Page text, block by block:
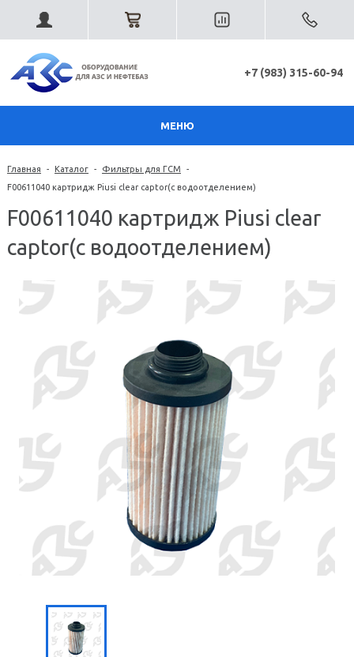
+7 (983) 315-60-94
МЕНЮ
Главная - Каталог - Фильтры для ГСМ
-
F00611040 картридж Piusi clear captor(с водоотделением)
F00611040 картридж Piusi clear
captor(с водоотделением)